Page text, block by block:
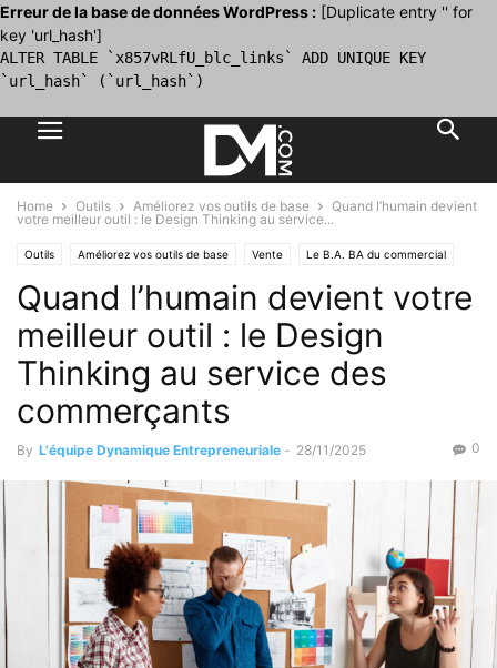
Erreur de la base de données WordPress : [Duplicate entry '' for
key 'url_hash']
ALTER TABLE `x857vRLfU_blc_links` ADD UNIQUE KEY
`url_hash` (`url_hash`)
Home Outils Améliorez vos outils de base
Quand l’humain devient
votre meilleur outil : le Design Thinking au service...
Outils Améliorez vos outils de base Vente Le B.A. BA du commercial
Le plan d'action commercial Les outils commerciaux
Quand l’humain devient votre
meilleur outil : le Design
Thinking au service des
commerçants
By L'équipe Dynamique Entrepreneuriale - 28/11/2025 0